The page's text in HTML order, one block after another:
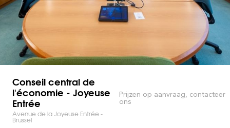
Conseil central de
l'économie - Joyeuse
Entrée
Avenue de la Joyeuse Entrée -
Brussel
Prijzen op aanvraag, contacteer
ons